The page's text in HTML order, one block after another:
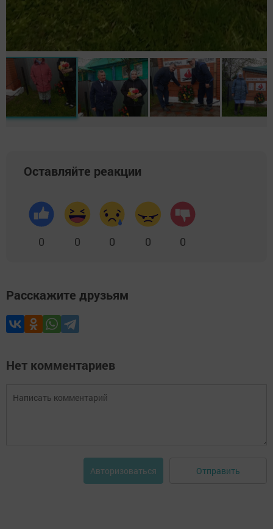
Оставляйте реакции
0 0 0 0 0
Расскажите друзьям
Нет комментариев
Авторизоваться Отправить